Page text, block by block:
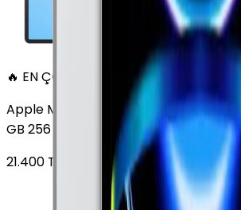
🔥 EN ÇOK SATAN
Apple MacBook Air 13" (13-inch, 2020)
GB 256 GB Altın
21.400 TL'den başlayan fiyatlar